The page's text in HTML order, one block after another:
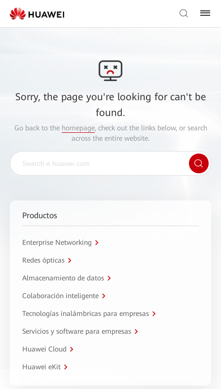
Sorry, the page you're looking for can't be
found.
Go back to the homepage, check out the links below, or search
across the entire website.
Productos
Enterprise Networking
Redes ópticas
Almacenamiento de datos
Colaboración inteligente
Tecnologías inalámbricas para empresas
Servicios y software para empresas
Huawei Cloud
Huawei eKit